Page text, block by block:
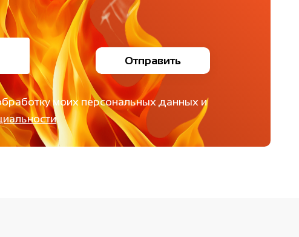
Отправить
моих персональных данных и
.